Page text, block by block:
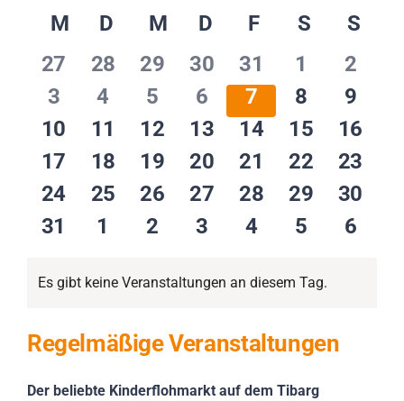
Über uns
wählen.
Kalender
von
Veranstaltungen
M MONTAG
D DIENSTAG
M MITTWOCH
D DONNERSTAG
FFREITAG
S S
0
Veranstaltungen
27
0
Veranstaltungen
28
0
Veranstaltungen
29
0
Veranstaltungen
30
0
Veranstaltungen
31
0
1
0
2
0
Veranstaltungen
3
0
Veranstaltungen
4
0
Veranstaltungen
5
0
Veranstaltungen
6
0
Veranstaltungen
7
0
8
0
9
0
Veranstaltungen
10
0
Veranstaltungen
11
0
Veranstaltungen
12
0
Veranstaltungen
13
0
Veranstaltungen
14
0
15
0
16
0
Veranstaltungen
17
0
Veranstaltungen
18
0
Veranstaltungen
19
0
Veranstaltungen
20
0
Veranstaltungen
21
0
22
0
23
0
Veranstaltungen
24
0
Veranstaltungen
25
0
Veranstaltungen
26
0
Veranstaltungen
27
0
Veranstaltungen
28
0
29
0
30
0
31
0
1
0
2
0
3
0
4
0
5
0
6
Hinweis
Es gibt keine Veranstaltungen an diesem Tag.
Regelmäßige Veranstaltungen
Der beliebte Kinderflohmarkt auf dem Tibarg